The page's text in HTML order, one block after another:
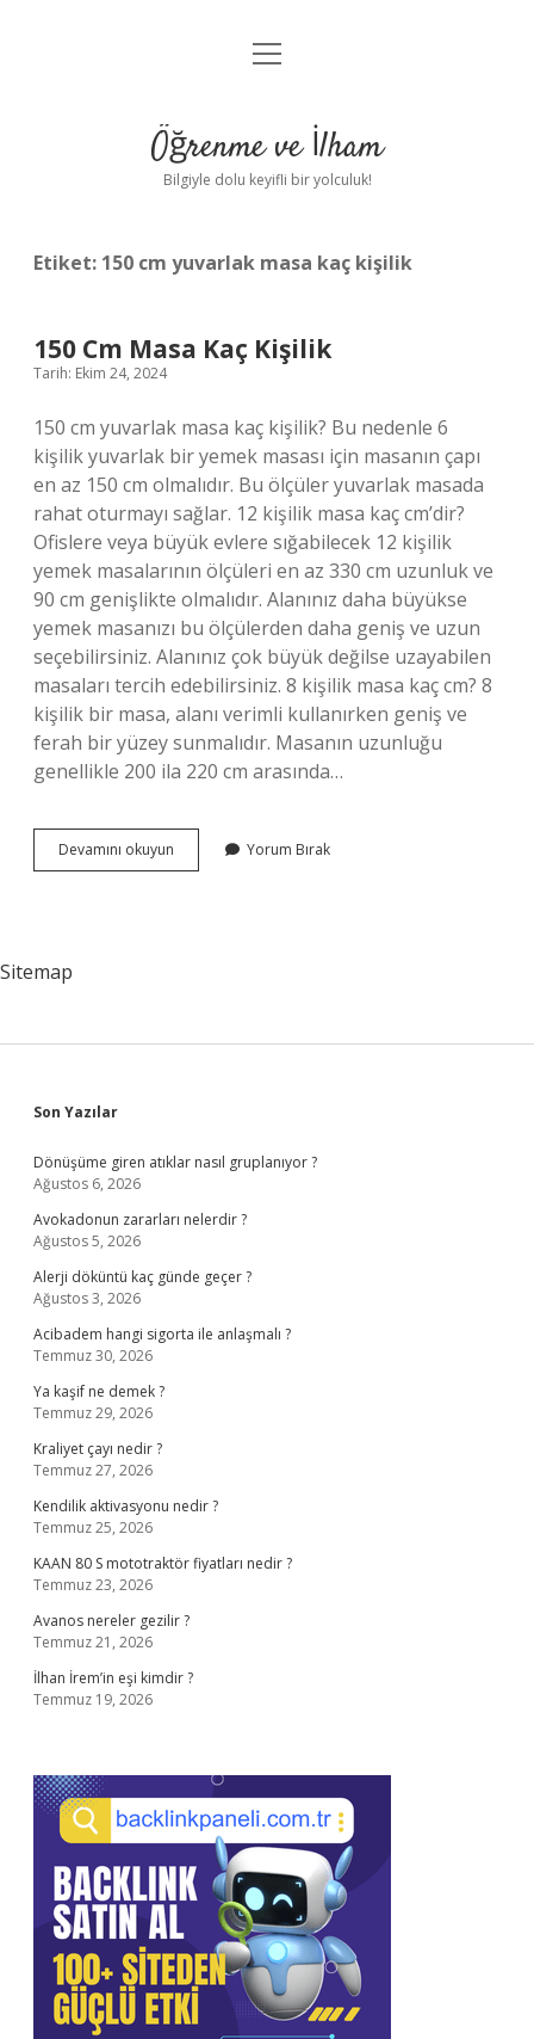
Anasayfa
Yasal Uyarı
menüyü
Öğrenme ve İlham
Bilgiyle dolu keyifli bir yolculuk!
Etiket: 150 cm yuvarlak masa kaç kişilik
150 Cm Masa Kaç Kişilik
Tarih: Ekim 24, 2024
150 cm yuvarlak masa kaç kişilik? Bu nedenle 6
kişilik yuvarlak bir yemek masası için masanın çapı
en az 150 cm olmalıdır. Bu ölçüler yuvarlak masada
rahat oturmayı sağlar. 12 kişilik masa kaç cm’dir?
Ofislere veya büyük evlere sığabilecek 12 kişilik
yemek masalarının ölçüleri en az 330 cm uzunluk ve
90 cm genişlikte olmalıdır. Alanınız daha büyükse
yemek masanızı bu ölçülerden daha geniş ve uzun
seçebilirsiniz. Alanınız çok büyük değilse uzayabilen
masaları tercih edebilirsiniz. 8 kişilik masa kaç cm? 8
kişilik bir masa, alanı verimli kullanırken geniş ve
ferah bir yüzey sunmalıdır. Masanın uzunluğu
genellikle 200 ila 220 cm arasında…
Devamını okuyun
Cm
Yorum Bırak
Sitemap
Sidebar
Son Yazılar
Dönüşüme giren atıklar nasıl gruplanıyor ?
Ağustos 6, 2026
Avokadonun zararları nelerdir ?
Ağustos 5, 2026
Alerji döküntü kaç günde geçer ?
Ağustos 3, 2026
Acibadem hangi sigorta ile anlaşmalı ?
Temmuz 30, 2026
Ya kaşif ne demek ?
Temmuz 29, 2026
Kraliyet çayı nedir ?
Temmuz 27, 2026
Kendilik aktivasyonu nedir ?
Temmuz 25, 2026
KAAN 80 S mototraktör fiyatları nedir ?
Temmuz 23, 2026
Avanos nereler gezilir ?
Temmuz 21, 2026
İlhan İrem’in eşi kimdir ?
Temmuz 19, 2026